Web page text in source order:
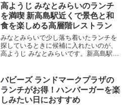
高ようじ みなとみらいのランチ
を満喫 新高島駅近くで景色と和
食を楽しめる高層階レストラン
みなとみらいで少し落ち着いたランチを
探しているときに候補に入れたいのが、
高ようじ みなとみらいです。新高島駅か
のあるロケーションが魅力。横浜港側の
景色を眺めなが...
バビーズ ランドマークプラザの
ランチがお得！ハンバーガーを楽
しみたい日におすすめ